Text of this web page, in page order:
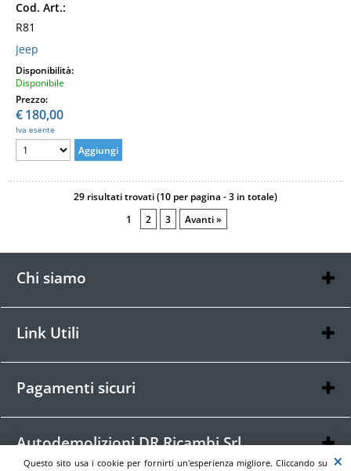
Questo sito usa i cookie per fornirti un'esperienza migliore. Cliccando su
Cod. Art.:
R81
Jeep
Disponibilità:
Disponibile
Prezzo:
€180,00
Iva esente
29 risultati trovati (10 per pagina - 3 in totale)
1
2 3 Avanti »
Chi siamo
Link Utili
Pagamenti sicuri
Autodemolizioni DR Ricambi Srl
Via Campanella, 4